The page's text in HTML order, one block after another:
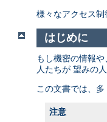
様々なアクセス制
はじめに
もし機密の情報
人たちが 望みの
この文書では、
注意